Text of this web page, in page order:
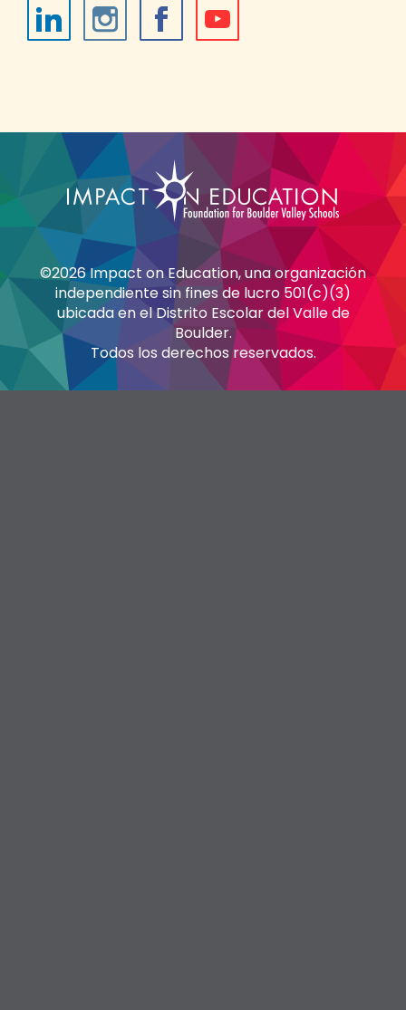
©2026 Impact on Education, una organización
independiente sin fines de lucro 501(c)(3)
ubicada en el Distrito Escolar del Valle de
Boulder.
Todos los derechos reservados.